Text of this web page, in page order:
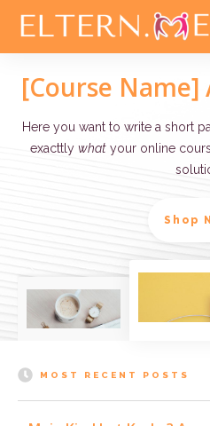
[Course
Here you want to write a short
exacttly what your online
Shop
MOST RECENT POSTS